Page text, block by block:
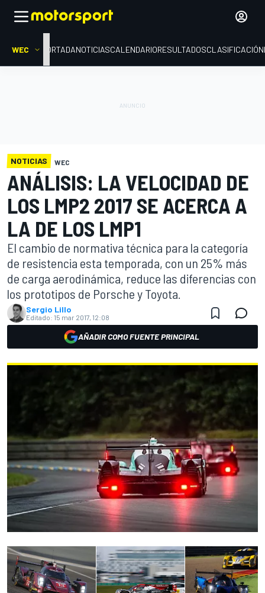
WEC PORTADANOTICIASCALENDARIORESULTADOSCLASIFICACIÓN
NOTICIAS WEC
ANÁLISIS: LA VELOCIDAD DE
LOS LMP2 2017 SE ACERCA A
LA DE LOS LMP1
El cambio de normativa técnica para la categoría
de resistencia esta temporada, con un 25% más
de carga aerodinámica, reduce las diferencias con
los prototipos de Porsche y Toyota.
Sergio Lillo
Editado: 15 mar 2017, 12:08
AÑADIR COMO FUENTE PRINCIPAL